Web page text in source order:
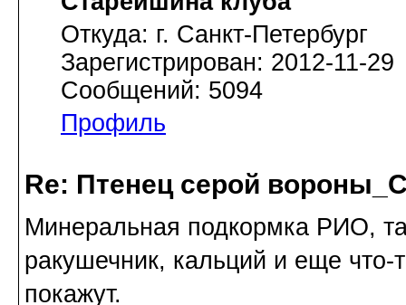
Откуда: г. Санкт-Петербург
Зарегистрирован: 2012-11-29
Сообщений: 5094
Профиль
Re: Птенец серой
Минеральная подкормка РИО,
ракушечник, кальций и еще что-
покажут.